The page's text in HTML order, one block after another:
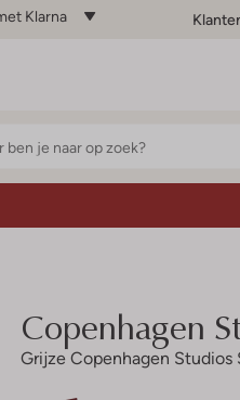
Klarna
Copenhagen
Grijze Copenhagen Studios